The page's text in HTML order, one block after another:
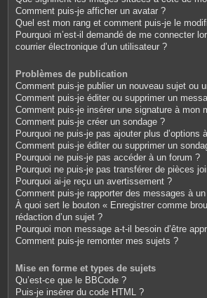
Comment puis-je afficher un avatar ?
Quel est mon rang et comment puis-je le
Pourquoi m’est-il demandé de me connecter
courrier électronique d’un utilisateur ?
Problèmes de publication
Comment puis-je publier un nouveau sujet ou
Comment puis-je éditer ou supprimer un
Comment puis-je insérer une signature à mon
Comment puis-je créer un sondage ?
Pourquoi ne puis-je pas ajouter plus d’options
Comment puis-je éditer ou supprimer un
Pourquoi ne puis-je pas accéder à un forum ?
Pourquoi ne puis-je pas transférer de pièces
Pourquoi ai-je reçu un avertissement ?
Comment puis-je rapporter des messages à
À quoi sert le bouton « Enregistrer comme
rédaction d’un sujet ?
Pourquoi mon message a-t-il besoin d’être
Comment puis-je remonter mes sujets ?
Mise en forme et types de sujets
Qu’est-ce que le BBCode ?
Puis-je insérer du code HTML ?